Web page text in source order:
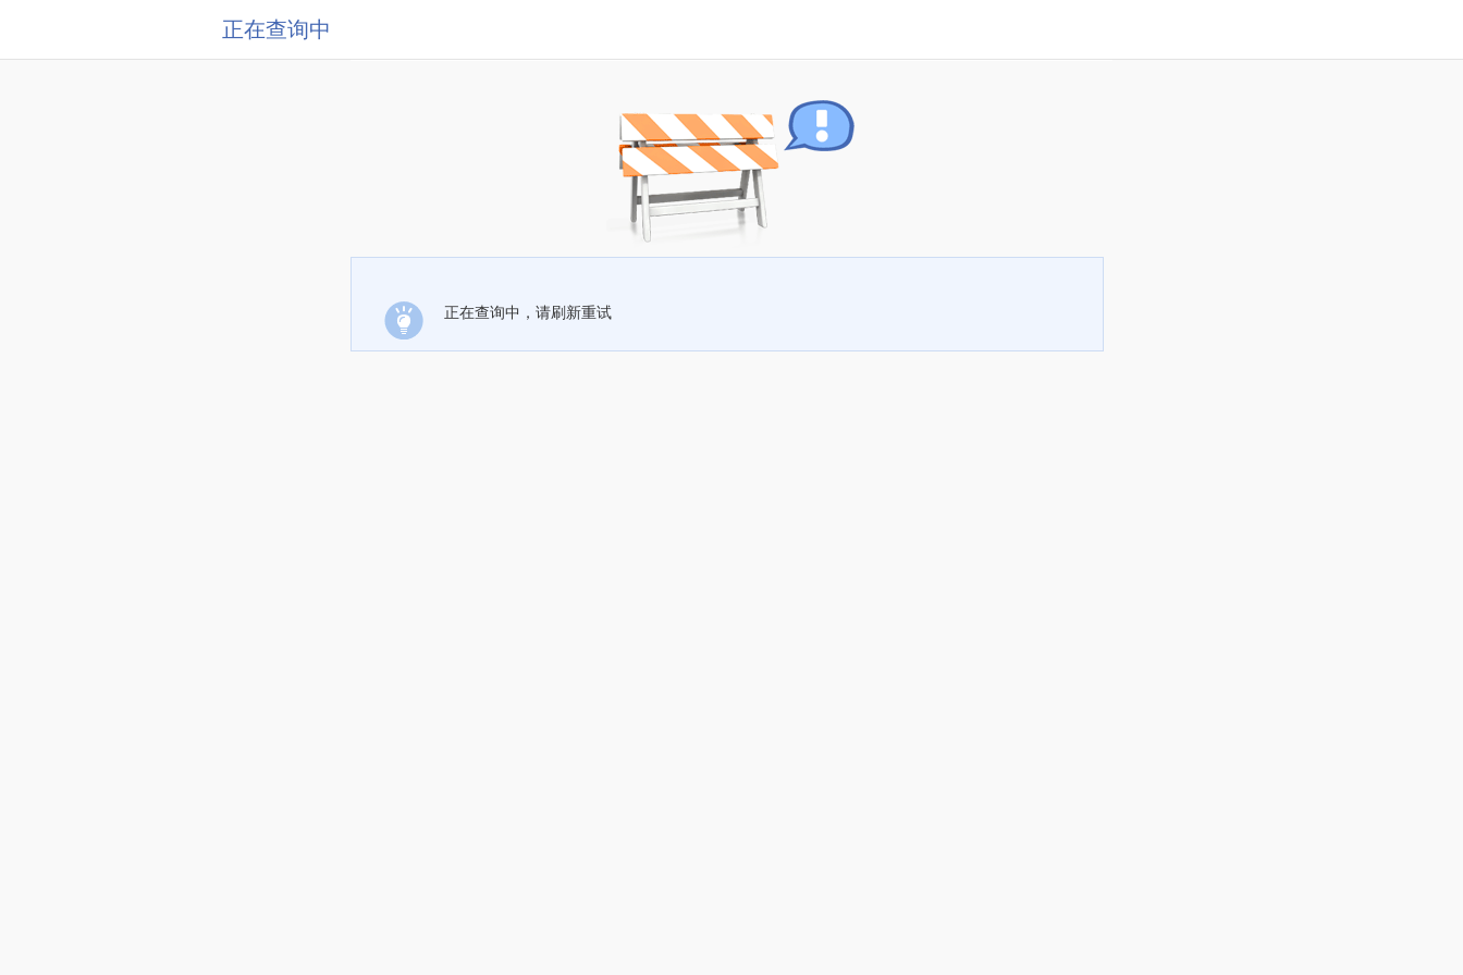
正在查询中
正在查询中，请刷新重试